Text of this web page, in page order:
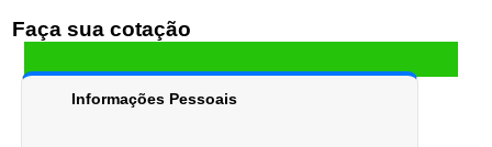
Faça sua cotação
Informações Pessoais